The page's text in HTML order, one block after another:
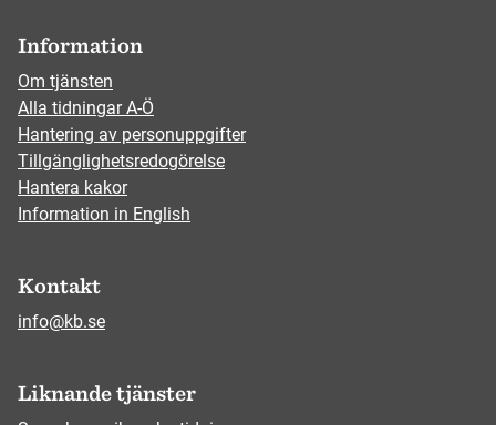
Information
Om tjänsten
Alla tidningar A-Ö
Hantering av personuppgifter
Tillgänglighetsredogörelse
Hantera kakor
Information in English
Kontakt
info@kb.se
Liknande tjänster